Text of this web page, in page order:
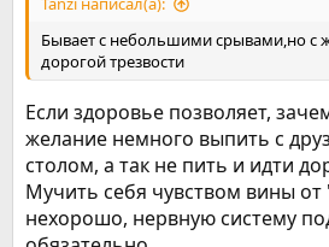
Бывает с небольшими срывами,но с
дорогой трезвости
Если здоровье позволяет,
желание немного выпить с
столом, а так не пить и идти
Мучить себя чувством вины от
нехорошо, нервную систему